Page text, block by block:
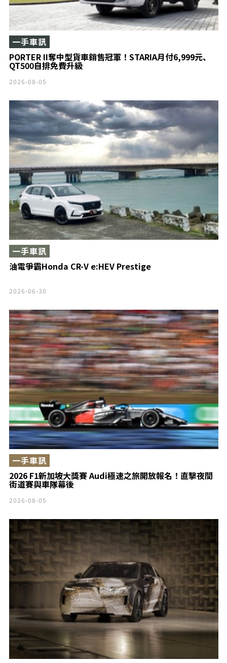
PORTER II奪中型貨車銷售冠軍！STARIA月付6,999元、
QT500自排免費升級
一手車訊
2026-08-05
油電爭霸Honda CR-V e:HEV Prestige
一手車訊
2026-06-30
2026 F1新加坡大獎賽 Audi極速之旅開放報名！直擊夜間
街道賽與車隊幕後
一手車訊
2026-08-05